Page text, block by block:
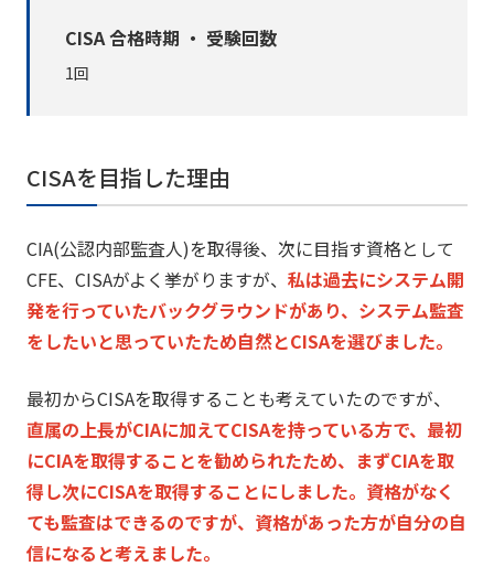
CISA 合格時期 ・ 受験回数
1回
CISAを目指した理由
CIA(公認内部監査人)を取得後、 次に目指す資格として
CFE、CISAがよく挙がりますが、 私は過去にシステム開
発を行っていたバックグラウンドがあり、 システム監査
をしたいと思っていたため自然とCISAを選びました。
最初からCISAを取得することも考えていたのですが、
直属の上長がCIAに加えてCISAを持っている方で、 最初
にCIAを取得することを勧められたため、 まずCIAを取
得し次にCISAを取得することにしました。 資格がなく
ても監査はできるのですが、 資格があった方が自分の自
信になると考えました。